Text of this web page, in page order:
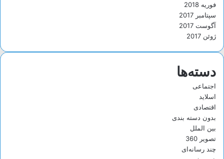
فوریه 2018
سپتامبر 2017
آگوست 2017
ژوئن 2017
دسته‌ها
اجتماعی
اسلاید
اقتصادی
بدون دسته بندی
بین الملل
تصویر 360
چند رسانه‌ای